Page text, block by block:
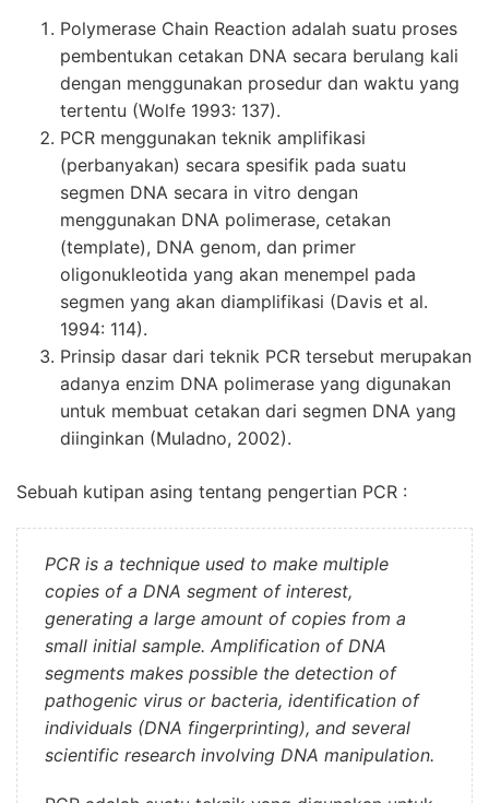
Polymerase Chain Reaction adalah suatu proses
pembentukan cetakan DNA secara berulang kali
dengan menggunakan prosedur dan waktu yang
tertentu (Wolfe 1993: 137).
PCR menggunakan teknik amplifikasi
(perbanyakan) secara spesifik pada suatu
segmen DNA secara in vitro dengan
menggunakan DNA polimerase, cetakan
(template), DNA genom, dan primer
oligonukleotida yang akan menempel pada
segmen yang akan diamplifikasi (Davis et al.
1994: 114).
Prinsip dasar dari teknik PCR tersebut merupakan
adanya enzim DNA polimerase yang digunakan
untuk membuat cetakan dari segmen DNA yang
diinginkan (Muladno, 2002).
Sebuah kutipan asing tentang pengertian PCR :
PCR is a technique used to make multiple
copies of a DNA segment of interest,
generating a large amount of copies from a
small initial sample. Amplification of DNA
segments makes possible the detection of
pathogenic virus or bacteria, identification of
individuals (DNA fingerprinting), and several
scientific research involving DNA manipulation.